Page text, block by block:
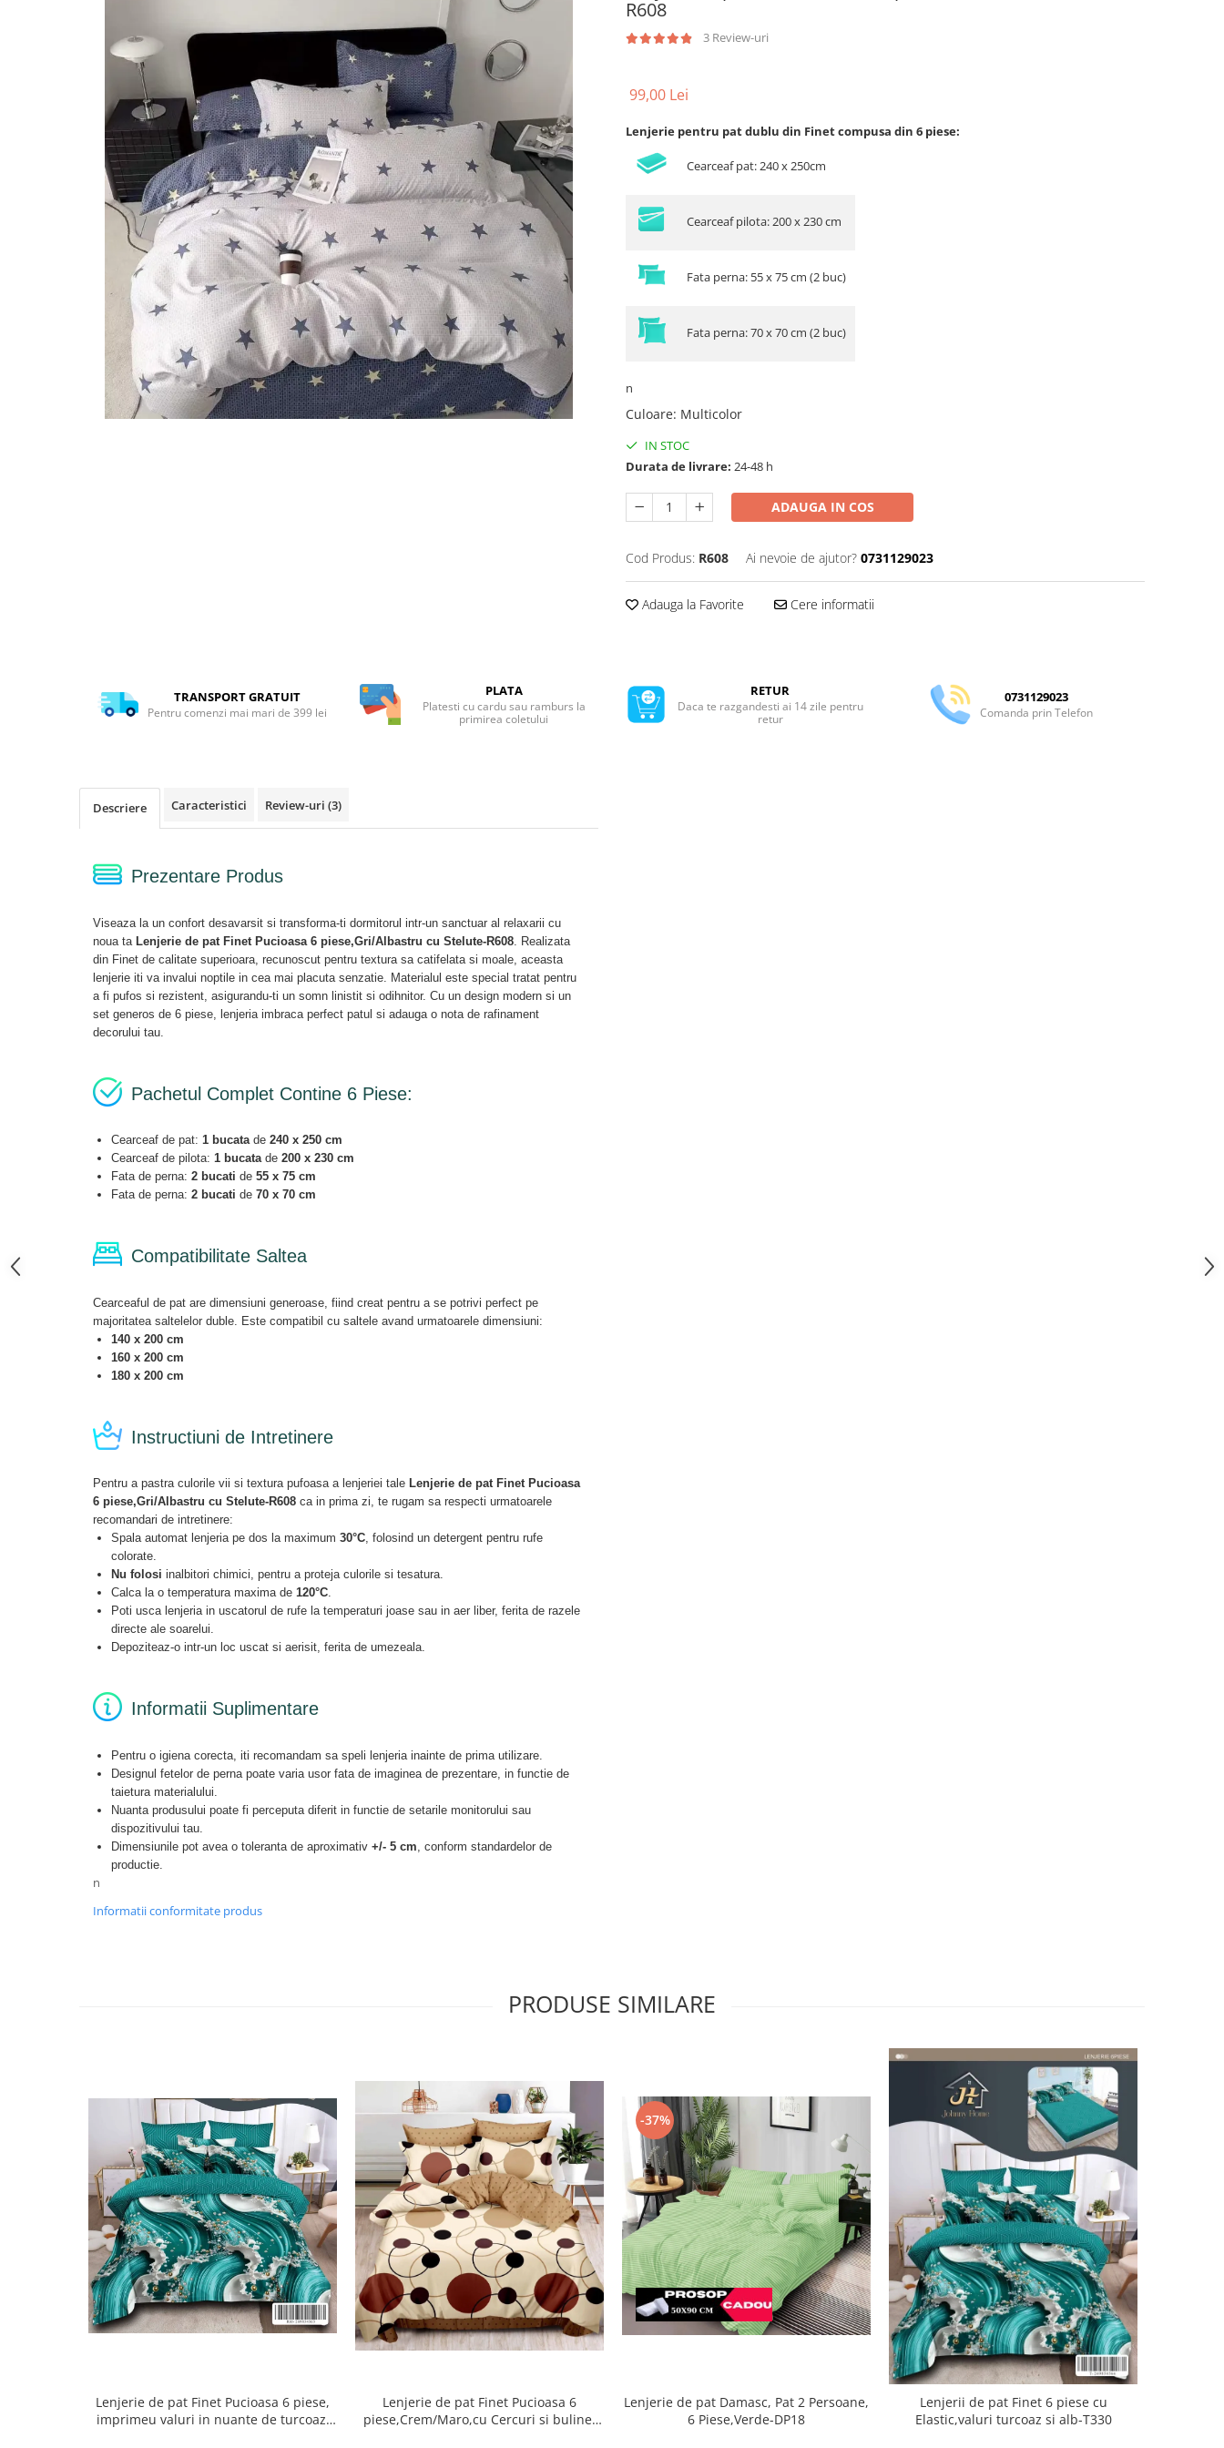
Lenjerii de pat Bumbac Poplin
Lenjerii de pat Catifea
Lenjerii de pat Damasc
Lenjerii de pat Finet + 2 Draperii
Lenjerii de pat Finet cu PLIURI
Lenjerii de pat finet Home
Lenjerii de pat Saten 4 piese cu
R608
3 Review-uri
99,00 Lei
Lenjerie pentru pat dublu din Finet compusa din 6 piese:
Cearceaf pat: 240 x 250cm
Cearceaf pilota: 200 x 230 cm
Fata perna: 55 x 75 cm (2 buc)
Fata perna: 70 x 70 cm (2 buc)
n
Culoare: Multicolor
IN STOC
Durata de livrare: 24-48 h
ADAUGA IN COS
Cod Produs: R608 Ai nevoie de ajutor? 0731129023
Adauga la Favorite Cere informatii
TRANSPORT GRATUIT
Pentru comenzi mai mari de 399 lei
PLATA
Platesti cu cardu sau ramburs la
primirea coletului
RETUR
Daca te razgandesti ai 14 zile pentru
retur
0731129023
Comanda prin Telefon
Descriere Caracteristici Review-uri (3)
Prezentare Produs
Viseaza la un confort desavarsit si transforma-ti dormitorul intr-un sanctuar al relaxarii cu
noua ta Lenjerie de pat Finet Pucioasa 6 piese,Gri/Albastru cu Stelute-R608 . Realizata
din Finet de calitate superioara, recunoscut pentru textura sa catifelata si moale, aceasta
lenjerie iti va invalui noptile in cea mai placuta senzatie. Materialul este special tratat pentru
a fi pufos si rezistent, asigurandu-ti un somn linistit si odihnitor. Cu un design modern si un
set generos de 6 piese, lenjeria imbraca perfect patul si adauga o nota de rafinament
decorului tau.
Pachetul Complet Contine 6 Piese:
Cearceaf de pat: 1 bucatade 240 x 250 cm
Cearceaf de pilota: 1 bucatade 200 x 230 cm
Fata de perna: 2 bucati de 55 x 75 cm
Fata de perna: 2 bucati de 70 x 70 cm
Compatibilitate Saltea
Cearceaful de pat are dimensiuni generoase, fiind creat pentru a se potrivi perfect pe
majoritatea saltelelor duble. Este compatibil cu saltele avand urmatoarele dimensiuni:
140 x 200 cm
160 x 200 cm
180 x 200 cm
Instructiuni de Intretinere
Pentru a pastra culorile vii si textura pufoasa a lenjeriei tale Lenjerie de pat Finet Pucioasa
6 piese,Gri/Albastru cu Stelute-R608 ca in prima zi, te rugam sa respecti urmatoarele
recomandari de intretinere:
Spala automat lenjeria pe dos la maximum 30°C, folosind un detergent pentru rufe
colorate.
Nu folosi inalbitori chimici, pentru a proteja culorile si tesatura.
Calca la o temperatura maxima de 120°C.
Poti usca lenjeria in uscatorul de rufe la temperaturi joase sau in aer liber, ferita de razele
directe ale soarelui.
Depoziteaz-o intr-un loc uscat si aerisit, ferita de umezeala.
Informatii Suplimentare
Pentru o igiena corecta, iti recomandam sa speli lenjeria inainte de prima utilizare.
Designul fetelor de perna poate varia usor fata de imaginea de prezentare, in functie de
taietura materialului.
Nuanta produsului poate fi perceputa diferit in functie de setarile monitorului sau
dispozitivului tau.
Dimensiunile pot avea o toleranta de aproximativ +/- 5 cm , conform standardelor de
productie.
n
Informatii conformitate produs
PRODUSE SIMILARE
Lenjerie de pat Finet Pucioasa 6 piese,
imprimeu valuri in nuante de turcoaz,
Lenjerie de pat Finet Pucioasa 6
piese,Crem/Maro,cu Cercuri si buline-
-37%
Lenjerie de pat Damasc, Pat 2 Persoane,
6 Piese,Verde-DP18
Lenjerii de pat Finet 6 piese cu
Elastic,valuri turcoaz si alb-T330